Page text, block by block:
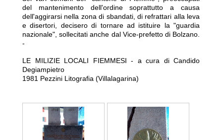
del mantenimento dell'ordine soprattutto a causa
dell'aggirarsi nella zona di sbandati, di refrattari alla leva
e disertori, decisero di tornare ad istituire la "guardia
nazionale", sollecitati anche dal Vice-prefetto di Bolzano.
-
LE MILIZIE LOCALI FIEMMESI - a cura di Candido
Degiampietro
1981 Pezzini Litografia (Villalagarina)